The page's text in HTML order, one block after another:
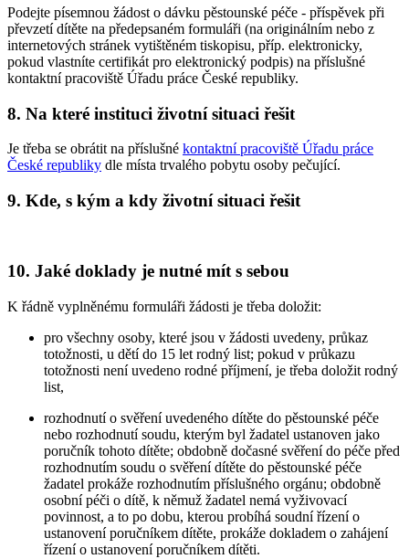
Podejte písemnou žádost o dávku pěstounské péče - příspěvek při
převzetí dítěte na předepsaném formuláři (na originálním nebo z
internetových stránek vytištěném tiskopisu, příp. elektronicky,
pokud vlastníte certifikát pro elektronický podpis) na příslušné
kontaktní pracoviště Úřadu práce České republiky.
8. Na které instituci životní situaci řešit
Je třeba se obrátit na příslušné kontaktní pracoviště Úřadu práce
České republiky dle místa trvalého pobytu osoby pečující.
9. Kde, s kým a kdy životní situaci řešit
10. Jaké doklady je nutné mít s sebou
K řádně vyplněnému formuláři žádosti je třeba doložit:
pro všechny osoby, které jsou v žádosti uvedeny, průkaz
totožnosti, u dětí do 15 let rodný list; pokud v průkazu
totožnosti není uvedeno rodné příjmení, je třeba doložit rodný
list,
rozhodnutí o svěření uvedeného dítěte do pěstounské péče
nebo rozhodnutí soudu, kterým byl žadatel ustanoven jako
poručník tohoto dítěte; obdobně dočasné svěření do péče před
rozhodnutím soudu o svěření dítěte do pěstounské péče
žadatel prokáže rozhodnutím příslušného orgánu; obdobně
osobní péči o dítě, k němuž žadatel nemá vyživovací
povinnost, a to po dobu, kterou probíhá soudní řízení o
ustanovení poručníkem dítěte, prokáže dokladem o zahájení
řízení o ustanovení poručníkem dítěti.